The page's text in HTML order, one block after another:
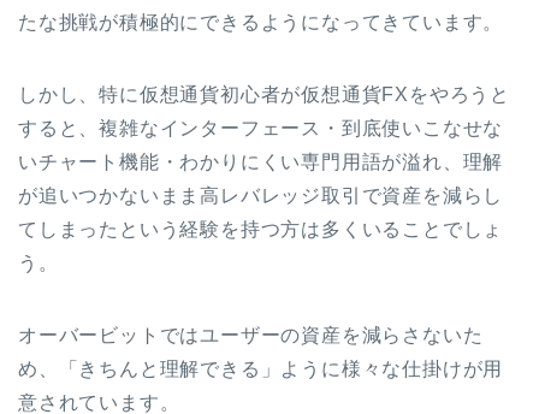
たな挑戦が積極的にできるようになってきています。
しかし、特に仮想通貨初心者が仮想通貨FXをやろうと
すると、複雑なインターフェース・到底使いこなせな
いチャート機能・わかりにくい専門用語が溢れ、理解
が追いつかないまま高レバレッジ取引で資産を減らし
てしまったという経験を持つ方は多くいることでしょ
う。
オーバービットではユーザーの資産を減らさないた
め、「きちんと理解できる」ように様々な仕掛けが用
意されています。